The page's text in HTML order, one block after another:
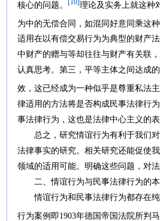
核心的问题。 [10]理论及实务上就这种
为中的无偿合同，如混同好意同乘这
适用在以有偿交易行为为典型的财产
中财产的赠与等却往往与财产有关联
认真思考。第三，平等主体之间达成
效，这已经成为一种似乎是尊重私法
律适用的方法将是否构成民事法律行
事法律行为，这也是法律中心主义的表
总之，研究情谊行为有利于我们对
法律事实的研究。相关研究还能促使
领域的适用可能。明确这些问题，对
二、情谊行为与民事法律行为的本
情谊行为和民事法律行为都存在纯
行为案例即1903年德国帝国法院所判